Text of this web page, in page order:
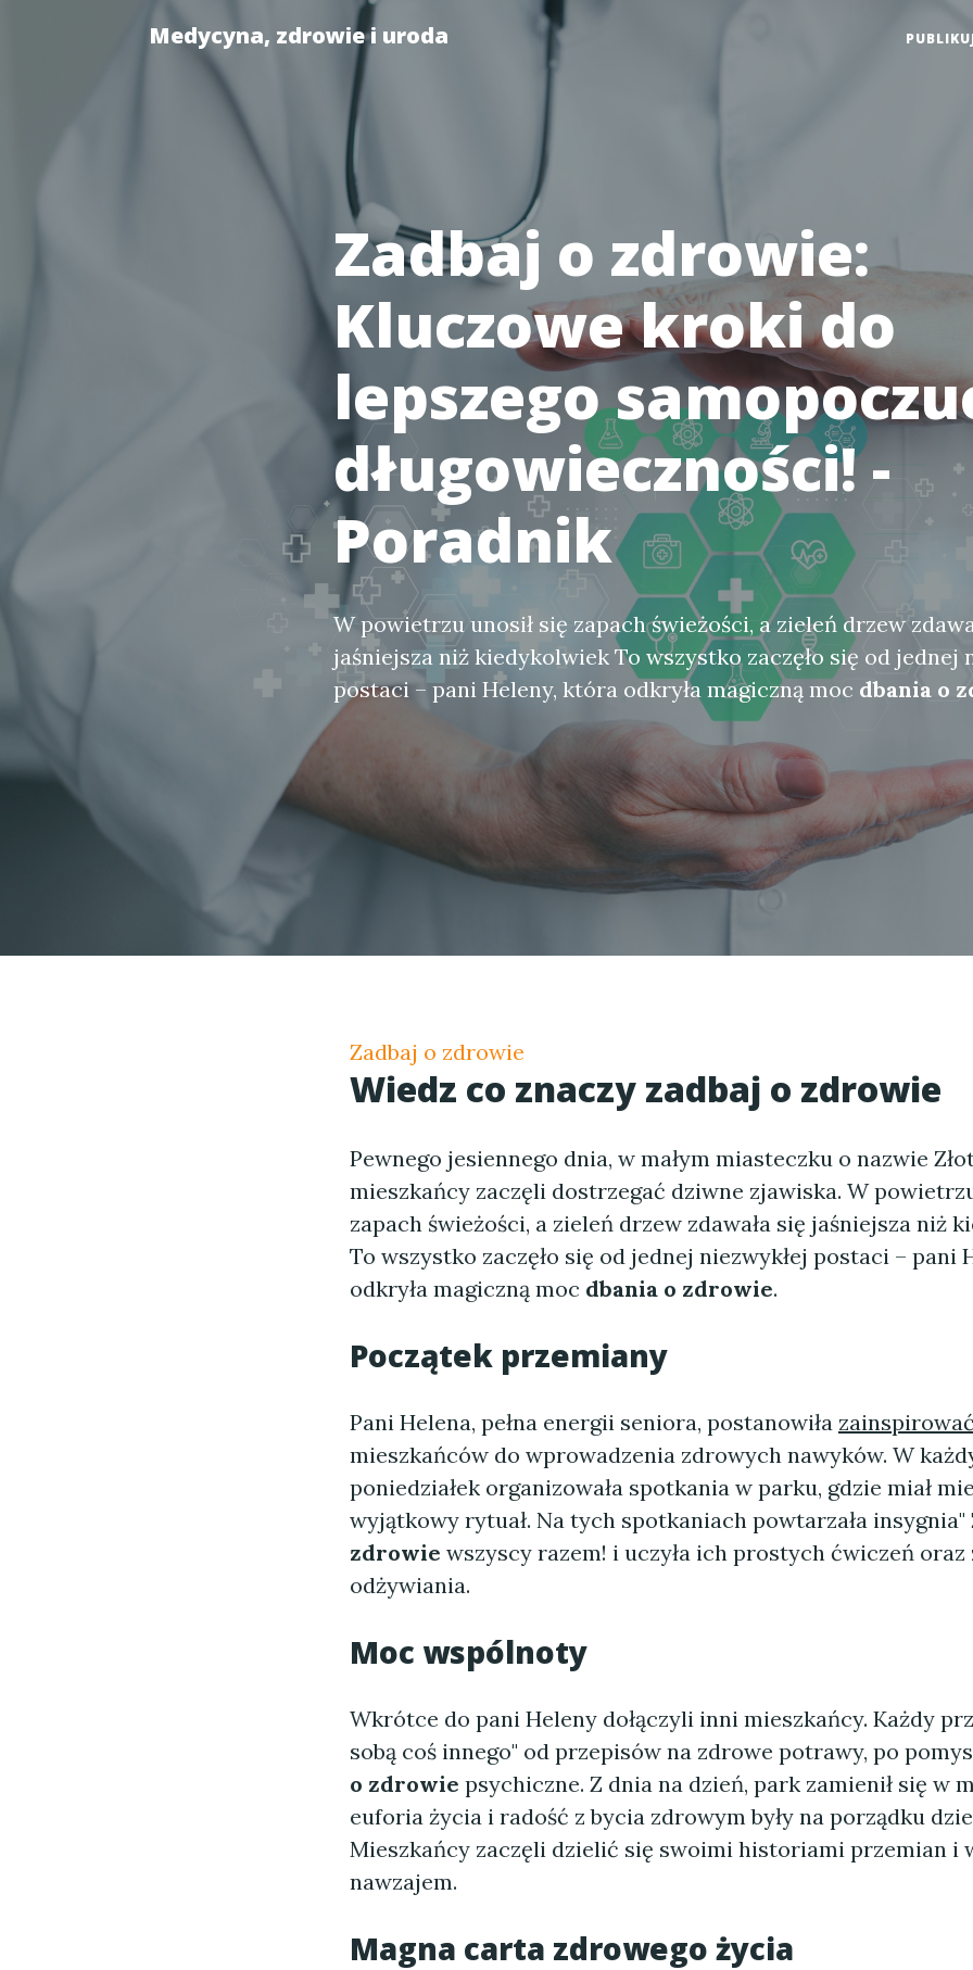
Medycyna, zdrowie i uroda
Zadbaj o zdrowie:
Kluczowe kroki do
lepszego
długowieczności! -
Poradnik
W powietrzu unosił się zapach świeżości, a zieleń drzew
jaśniejsza niż kiedykolwiek To wszystko zaczęło się od jednej
postaci – pani Heleny, która odkryła magiczną moc dbania o
Zadbaj o zdrowie
Wiedz co znaczy zadbaj o zdrowie
Pewnego jesiennego dnia, w małym miasteczku o nazwie
mieszkańcy zaczęli dostrzegać dziwne zjawiska. W
zapach świeżości, a zieleń drzew zdawała się jaśniejsza niż
To wszystko zaczęło się od jednej niezwykłej postaci – pani
odkryła magiczną moc dbania o zdrowie.
Początek przemiany
Pani Helena, pełna energii seniora, postanowiła
mieszkańców do wprowadzenia zdrowych nawyków. W
poniedziałek organizowała spotkania w parku, gdzie miał
wyjątkowy rytuał. Na tych spotkaniach powtarzała insygnia"
zdrowie wszyscy razem! i uczyła ich prostych ćwiczeń
odżywiania.
Moc wspólnoty
Wkrótce do pani Heleny dołączyli inni mieszkańcy. Każdy
sobą coś innego" od przepisów na zdrowe potrawy, po
o zdrowie psychiczne. Z dnia na dzień, park zamienił się w
euforia życia i radość z bycia zdrowym były na porządku
Mieszkańcy zaczęli dzielić się swoimi historiami przemian i
nawzajem.
Magna carta zdrowego życia